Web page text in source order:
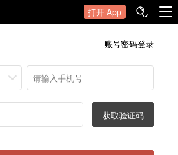
打开 App
账号密码登录
获取验证码